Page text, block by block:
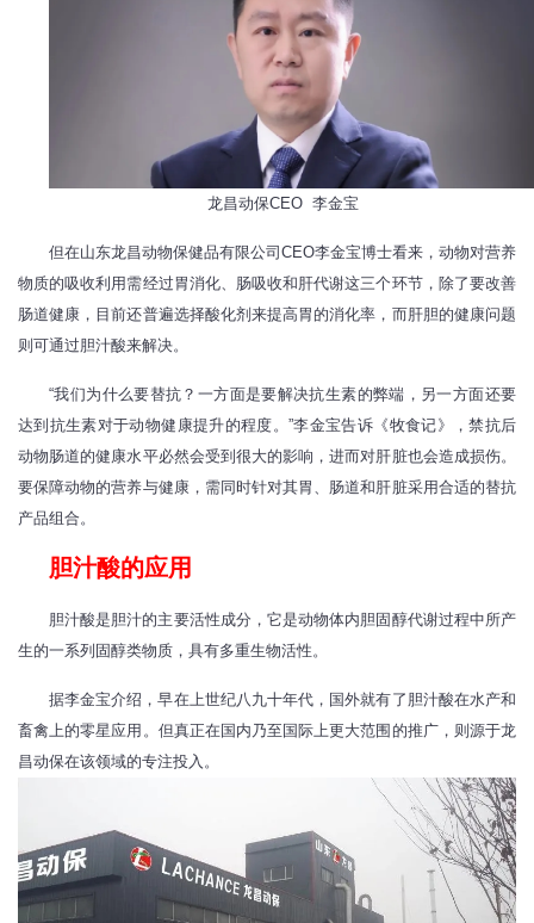
龙昌动保CEO 李金宝
但在山东龙昌动物保健品有限公司CEO李金宝博士看来，动物对营养
物质的吸收利用需经过胃消化、肠吸收和肝代谢这三个环节，除了要改善
肠道健康，目前还普遍选择酸化剂来提高胃的消化率，而肝胆的健康问题
则可通过胆汁酸来解决。
“我们为什么要替抗？一方面是要解决抗生素的弊端，另一方面还要
达到抗生素对于动物健康提升的程度。”李金宝告诉《牧食记》，禁抗后
动物肠道的健康水平必然会受到很大的影响，进而对肝脏也会造成损伤。
要保障动物的营养与健康，需同时针对其胃、肠道和肝脏采用合适的替抗
产品组合。
胆汁酸的应用
胆汁酸是胆汁的主要活性成分，它是动物体内胆固醇代谢过程中所产
生的一系列固醇类物质，具有多重生物活性。
据李金宝介绍，早在上世纪八九十年代，国外就有了胆汁酸在水产和
畜禽上的零星应用。但真正在国内乃至国际上更大范围的推广，则源于龙
昌动保在该领域的专注投入。